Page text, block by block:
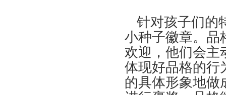
针对孩子们的
小种子徽章。品
欢迎，他们会主
体现好品格的行
的具体形象地做